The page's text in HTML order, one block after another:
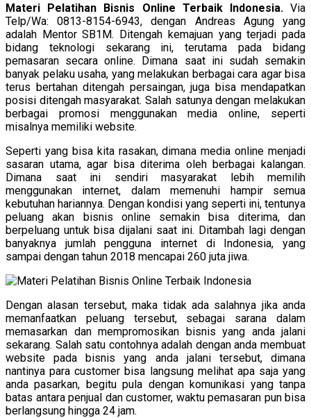
Materi Pelatihan Bisnis Online Terbaik Indonesia. Via
Telp/Wa: 0813-8154-6943, dengan Andreas Agung yang
adalah Mentor SB1M. Ditengah kemajuan yang terjadi pada
bidang teknologi sekarang ini, terutama pada bidang
pemasaran secara online. Dimana saat ini sudah semakin
banyak pelaku usaha, yang melakukan berbagai cara agar bisa
terus bertahan ditengah persaingan, juga bisa mendapatkan
posisi ditengah masyarakat. Salah satunya dengan melakukan
berbagai promosi menggunakan media online, seperti
misalnya memiliki website.
Seperti yang bisa kita rasakan, dimana media online menjadi
sasaran utama, agar bisa diterima oleh berbagai kalangan.
Dimana saat ini sendiri masyarakat lebih memilih
menggunakan internet, dalam memenuhi hampir semua
kebutuhan hariannya. Dengan kondisi yang seperti ini, tentunya
peluang akan bisnis online semakin bisa diterima, dan
berpeluang untuk bisa dijalani saat ini. Ditambah lagi dengan
banyaknya jumlah pengguna internet di Indonesia, yang
sampai dengan tahun 2018 mencapai 260 juta jiwa.
Dengan alasan tersebut, maka tidak ada salahnya jika anda
memanfaatkan peluang tersebut, sebagai sarana dalam
memasarkan dan mempromosikan bisnis yang anda jalani
sekarang. Salah satu contohnya adalah dengan anda membuat
website pada bisnis yang anda jalani tersebut, dimana
nantinya para customer bisa langsung melihat apa saja yang
anda pasarkan, begitu pula dengan komunikasi yang tanpa
batas antara penjual dan customer, waktu pemasaran pun bisa
berlangsung hingga 24 jam.